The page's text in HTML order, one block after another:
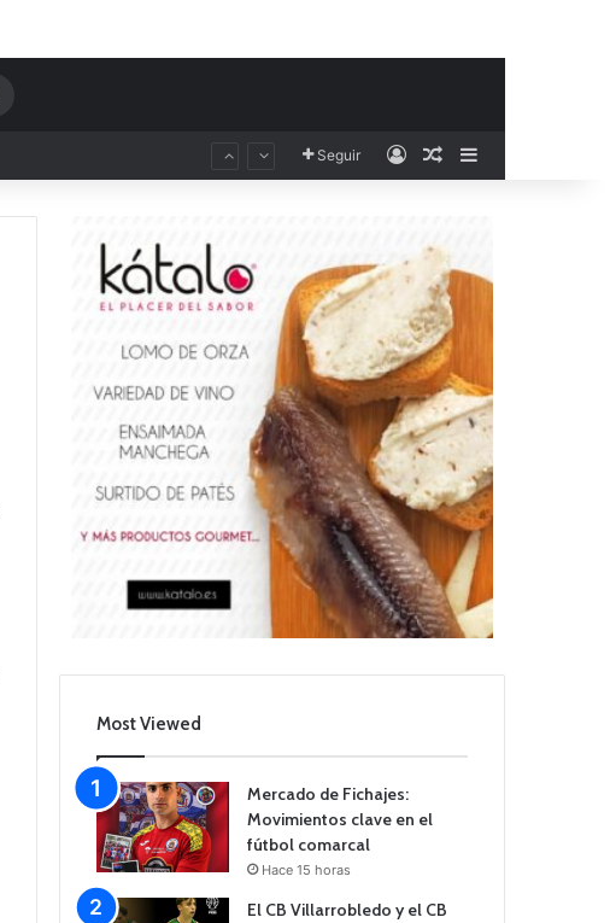
Seguir AccesoPublicación al
Most Viewed
Mercado de Fichajes:
Movimientos clave en el
fútbol comarcal
Hace 15 horas
El CB Villarrobledo y el CB